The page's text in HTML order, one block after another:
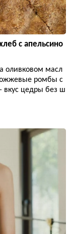
с апельсино
оливковом масл
ромбы с
вкус цедры без ш